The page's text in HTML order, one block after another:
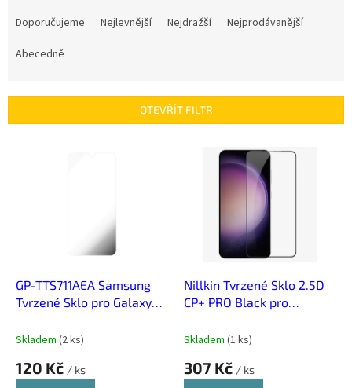
r
Doporučujeme Nejlevnější Nejdražší
Nejprodávanější
Abecedně
OTEVŘÍT FILTR
GP-TTS711AEA Samsung
Tvrzené Sklo pro Galaxy
Skladem (2 ks)
120 Kč / ks
Nillkin Tvrzené Sklo 2.5D
CP+ PRO Black pro
Skladem (1 ks)
307 Kč / ks